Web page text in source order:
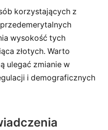
korzystających z
wysokość tych
złotych. Warto
ulegać zmianie w
i demograficznych